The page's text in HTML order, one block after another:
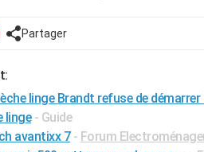
Partager
linge Brandt refuse de démarrer
linge - Guide
avantixx 7 - Forum